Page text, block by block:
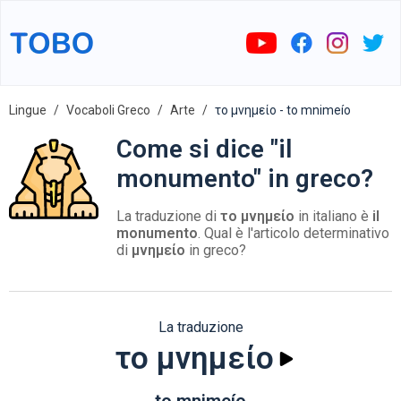
Lingue Vocaboli Greco Arte το μνημείο - to mnimeío
Come si dice "il
monumento" in greco?
La traduzione di το μνημείο in italiano è il
monumento. Qual è l'articolo determinativo
di μνημείο in greco?
La traduzione
το μνημείο